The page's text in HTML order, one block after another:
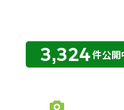
住まいの専門店 ハウ
3,324件公開